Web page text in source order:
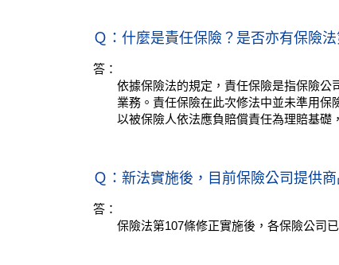
Ｑ：什麼是責任保險？是否亦有保險
答：
依據保險法的規定，責任保險是指保險
業務。責任保險在此次修法中並未準用
以被保險人依法應負賠償責任為理賠基礎
Ｑ：新法實施後，目前保險公司提供商
答：
保險法第107條修正實施後，各保險公司